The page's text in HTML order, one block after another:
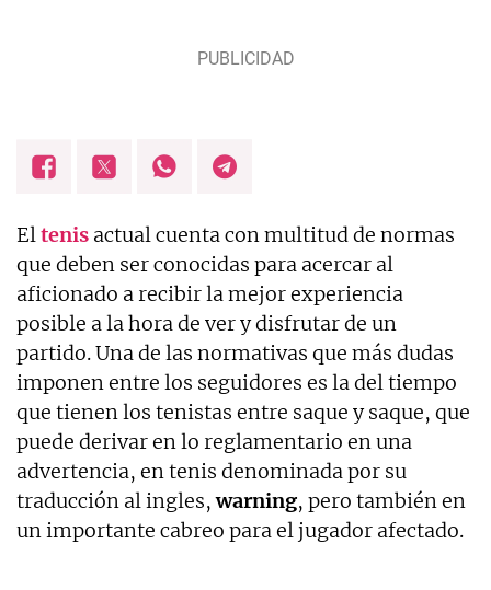
Eltenis actual cuenta con multitud de normas
que deben ser conocidas para acercar al
aficionado a recibir la mejor experiencia
posible a la hora de ver y disfrutar de un
partido. Una de las normativas que más dudas
imponen entre los seguidores es la del tiempo
que tienen los tenistas entre saque y saque, que
puede derivar en lo reglamentario en una
advertencia, en tenis denominada por su
traducción al ingles,warning, pero también en
un importante cabreo para el jugador afectado.